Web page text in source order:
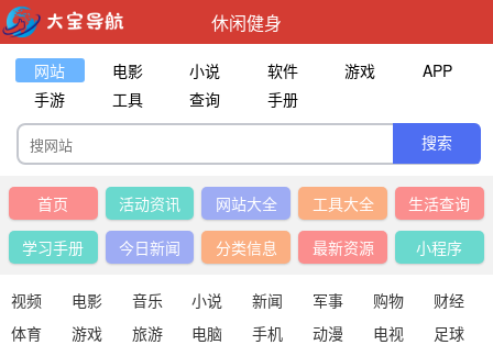
休闲健身
网站 电影 小说 软件 游戏
APP
手游
工具 查询 手册
首页 活动资讯 网站大全 工具大全
生活查询
学习手册
今日新闻 分类信息 最新资源 小程序
视频 电影 音乐 小说 新闻 军事 购物
财经
体育
游戏 旅游 电脑 手机 动漫 电视
足球